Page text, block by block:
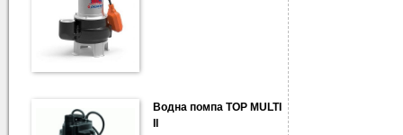
Водна помпа TOP MULTI